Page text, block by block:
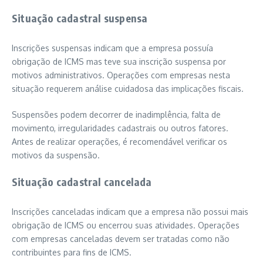
Situação cadastral suspensa
Inscrições suspensas indicam que a empresa possuía
obrigação de ICMS mas teve sua inscrição suspensa por
motivos administrativos. Operações com empresas nesta
situação requerem análise cuidadosa das implicações fiscais.
Suspensões podem decorrer de inadimplência, falta de
movimento, irregularidades cadastrais ou outros fatores.
Antes de realizar operações, é recomendável verificar os
motivos da suspensão.
Situação cadastral cancelada
Inscrições canceladas indicam que a empresa não possui mais
obrigação de ICMS ou encerrou suas atividades. Operações
com empresas canceladas devem ser tratadas como não
contribuintes para fins de ICMS.